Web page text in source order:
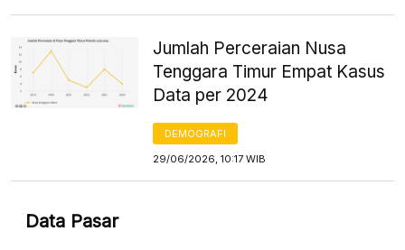
Jumlah Perceraian Nusa
Tenggara Timur Empat Kasus
Data per 2024
DEMOGRAFI
29/06/2026, 10:17 WIB
Data Pasar